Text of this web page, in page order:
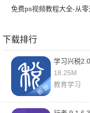
下载排行
学习兴税
18.25M
教育学习